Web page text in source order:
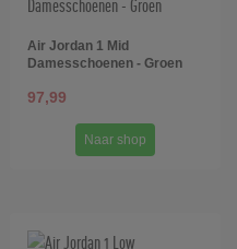
Air Jordan 1 Mid
Damesschoenen - Groen
97,99
Naar shop